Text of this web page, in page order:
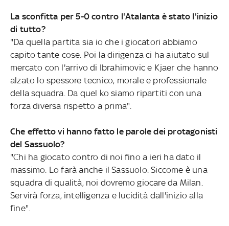
La sconfitta per 5-0 contro l'Atalanta è stato l'inizio
di tutto?
"Da quella partita sia io che i giocatori abbiamo
capito tante cose. Poi la dirigenza ci ha aiutato sul
mercato con l'arrivo di Ibrahimovic e Kjaer che hanno
alzato lo spessore tecnico, morale e professionale
della squadra. Da quel ko siamo ripartiti con una
forza diversa rispetto a prima".
Che effetto vi hanno fatto le parole dei protagonisti
del Sassuolo?
"Chi ha giocato contro di noi fino a ieri ha dato il
massimo. Lo farà anche il Sassuolo. Siccome è una
squadra di qualità, noi dovremo giocare da Milan.
Servirà forza, intelligenza e lucidità dall'inizio alla
fine".